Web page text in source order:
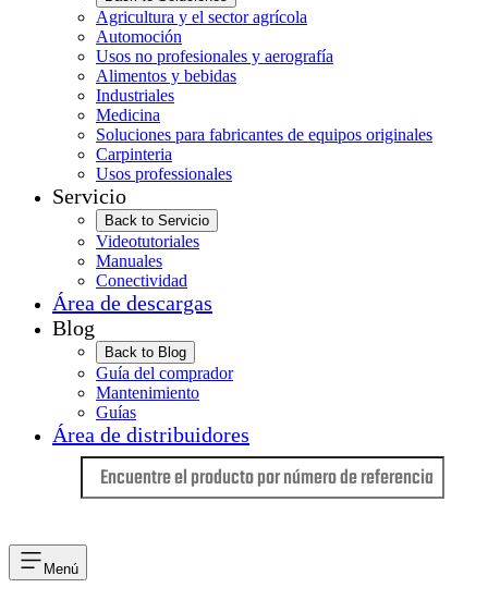
Agricultura y el sector agrícola
Automoción
Usos no profesionales y aerografía
Alimentos y bebidas
Industriales
Medicina
Soluciones para fabricantes de equipos originales
Carpinteria
Usos professionales
Servicio
Back to Servicio
Videotutoriales
Manuales
Conectividad
Área de descargas
Blog
Back to Blog
Guía del comprador
Mantenimiento
Guías
Área de distribuidores
Menú